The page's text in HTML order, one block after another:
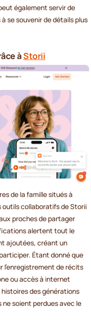
également servir de
se souvenir de détails plus
àStorii
de la famille situés à
collaboratifs de Storii
proches de partager
alertent tout le
ajoutées, créant un
Étant donné que
l'enregistrement de récits
ou accès à internet
des générations
soient perdues avec le